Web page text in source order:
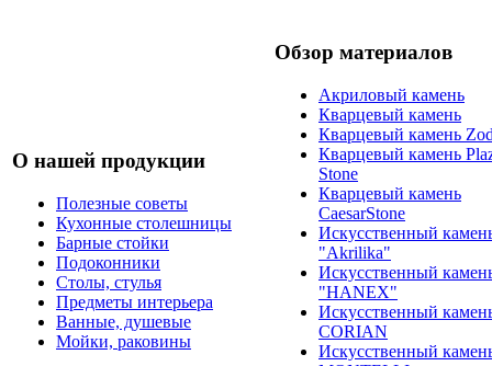
О нашей продукции
Полезные советы
Кухонные столешницы
Барные стойки
Подоконники
Столы, стулья
Предметы интерьера
Ванные, душевые
Мойки, раковины
Обзор материалов
Акриловый камень
Кварцевый камень
Кварцевый камень
Кварцевый камень
Stone
Кварцевый камень
CaesarStone
Искусственный
"Akrilika"
Искусственный
"HANEX"
Искусственный
CORIAN
Искусственный